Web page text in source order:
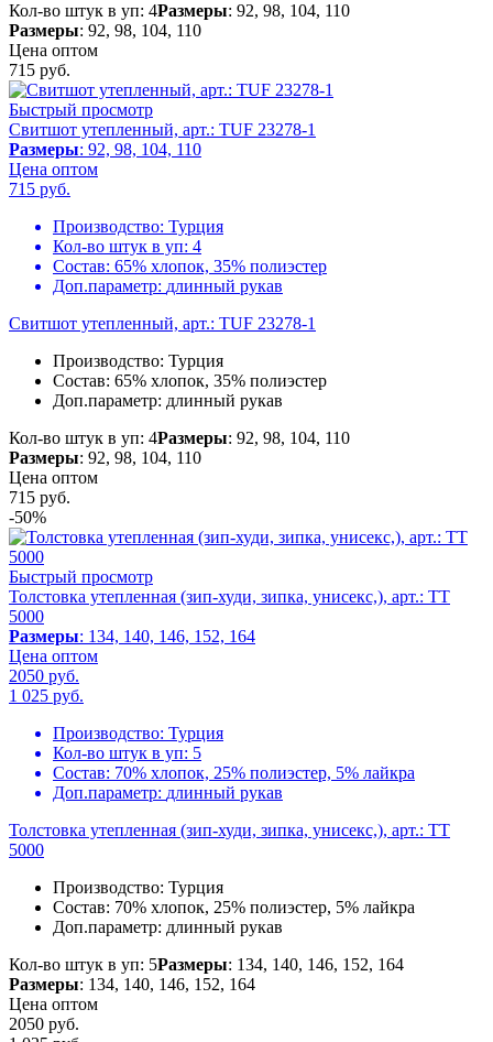
Кол-во штук в уп: 4Размеры: 92, 98, 104, 110
Размеры: 92, 98, 104, 110
Цена оптом
715 руб.
Быстрый просмотр
Свитшот утепленный, арт.: TUF 23278-1
Размеры: 92, 98, 104, 110
Цена оптом
715 руб.
Производство: Турция
Кол-во штук в уп: 4
Состав: 65% хлопок, 35% полиэстер
Доп.параметр: длинный рукав
Свитшот утепленный, арт.: TUF 23278-1
Производство: Турция
Состав: 65% хлопок, 35% полиэстер
Доп.параметр: длинный рукав
Кол-во штук в уп: 4Размеры: 92, 98, 104, 110
Размеры: 92, 98, 104, 110
Цена оптом
715 руб.
-50%
Быстрый просмотр
Толстовка утепленная (зип-худи, зипка, унисекс,), арт.: TT
5000
Размеры: 134, 140, 146, 152, 164
Цена оптом
2050 руб.
1 025 руб.
Производство: Турция
Кол-во штук в уп: 5
Состав: 70% хлопок, 25% полиэстер, 5% лайкра
Доп.параметр: длинный рукав
Толстовка утепленная (зип-худи, зипка, унисекс,), арт.: TT
5000
Производство: Турция
Состав: 70% хлопок, 25% полиэстер, 5% лайкра
Доп.параметр: длинный рукав
Кол-во штук в уп: 5Размеры: 134, 140, 146, 152, 164
Размеры: 134, 140, 146, 152, 164
Цена оптом
2050 руб.